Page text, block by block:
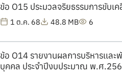
ข้อ O15 ประมวลจริยธรรมการขับเ
1 ต.ค. 68 48.8 MB 6
ข้อ O14 รายงานผลการบริหารเเล
บุคคล ประจำปีงบประมาณ พ.ศ